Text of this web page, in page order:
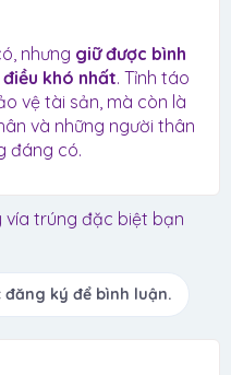
nhưng giữ được bình
khó nhất. Tỉnh táo
vệ tài sản, mà còn là
và những người thân
đáng có.
vía trúng đặc biệt bạn
ký để bình luận.